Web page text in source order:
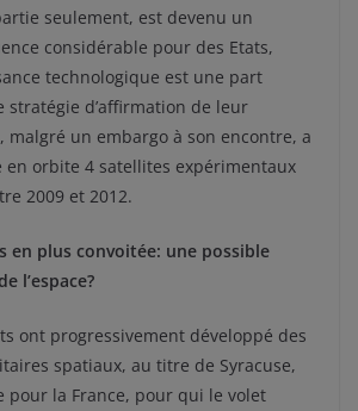
seulement, est devenu un
considérable pour des Etats,
technologique est une part
stratégie d’affirmation de leur
malgré un embargo à son encontre, a
en orbite 4 satellites expérimentaux
2009 et 2012.
en plus convoitée: une possible
l’espace?
ont progressivement développé des
spatiaux, au titre de Syracuse,
pour la France, pour qui le volet